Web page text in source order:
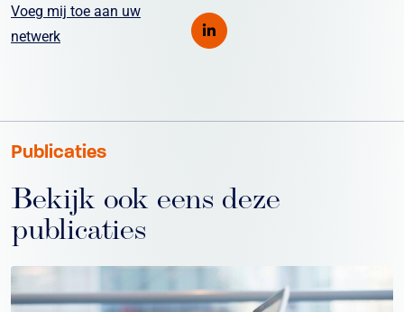
Voeg mij toe aan uw
netwerk
Publicaties
Bekijk ook eens deze
publicaties